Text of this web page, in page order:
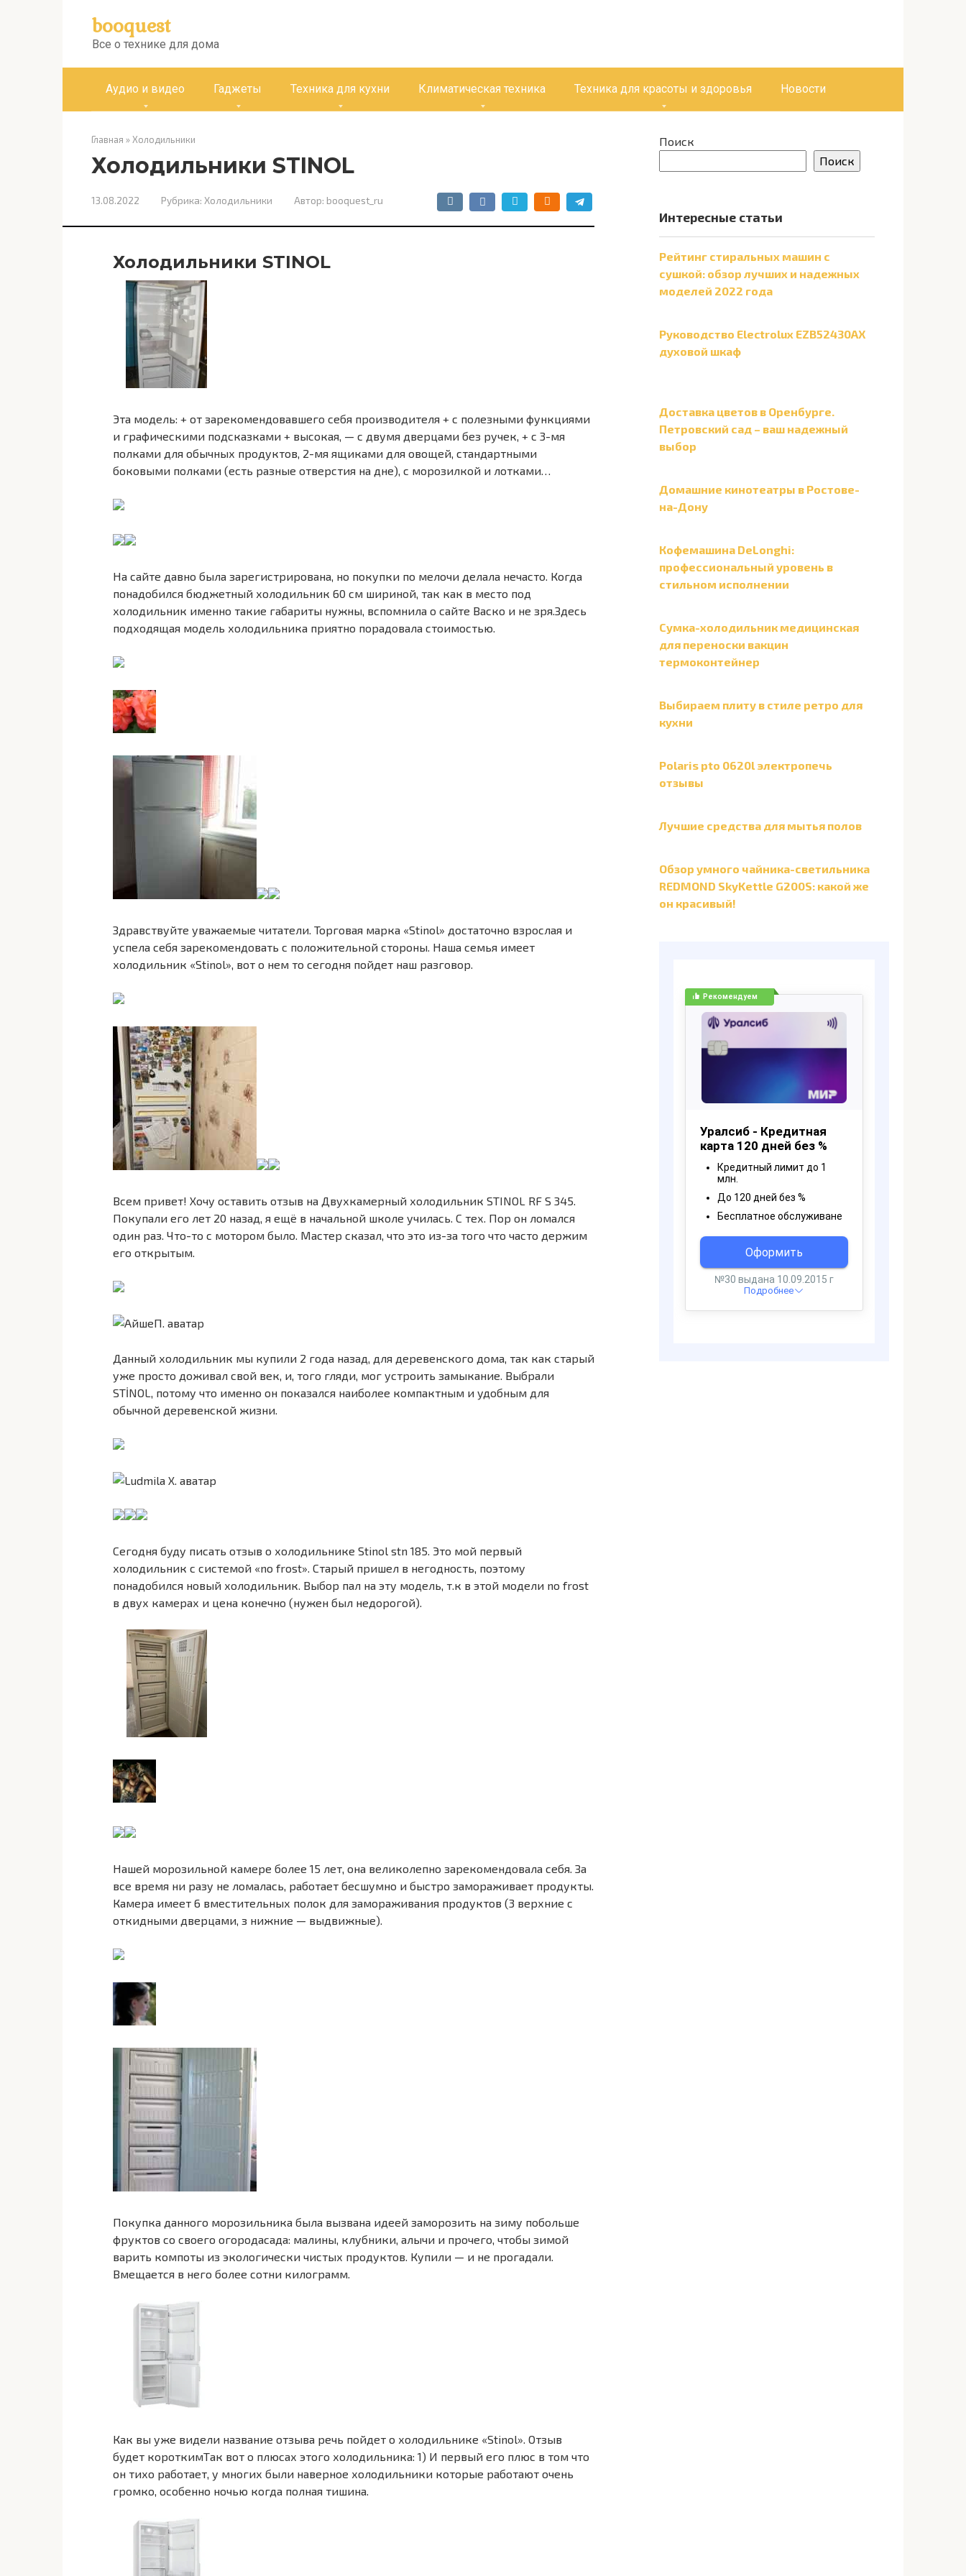
booquest
Все о технике для дома
Аудио и видео Гаджеты Техника для кухни Климатическая техника Техника для красоты и здоровья Новости
Главная »Холодильники
Холодильники STINOL
13.08.2022 Рубрика: Холодильники Автор: booquest_ru
Холодильники STINOL
Эта модель: + от зарекомендовавшего себя производителя + с полезными функциями
и графическими подсказками + высокая, — с двумя дверцами без ручек, + с 3-мя
полками для обычных продуктов, 2-мя ящиками для овощей, стандартными
боковыми полками (есть разные отверстия на дне), с морозилкой и лотками…
На сайте давно была зарегистрирована, но покупки по мелочи делала нечасто. Когда
понадобился бюджетный холодильник 60 см шириной, так как в место под
холодильник именно такие габариты нужны, вспомнила о сайте Васко и не зря.Здесь
подходящая модель холодильника приятно порадовала стоимостью.
Здравствуйте уважаемые читатели. Торговая марка «Stinol» достаточно взрослая и
успела себя зарекомендовать с положительной стороны. Наша семья имеет
холодильник «Stinol», вот о нем то сегодня пойдет наш разговор.
Всем привет! Хочу оставить отзыв на Двухкамерный холодильник STINOL RF S 345.
Покупали его лет 20 назад, я ещё в начальной школе училась. С тех. Пор он ломался
один раз. Что-то с мотором было. Мастер сказал, что это из-за того что часто держим
его открытым.
Данный холодильник мы купили 2 года назад, для деревенского дома, так как старый
уже просто доживал свой век, и, того гляди, мог устроить замыкание. Выбрали
STİNOL, потому что именно он показался наиболее компактным и удобным для
обычной деревенской жизни.
Сегодня буду писать отзыв о холодильнике Stinol stn 185. Это мой первый
холодильник с системой «no frost». Старый пришел в негодность, поэтому
понадобился новый холодильник. Выбор пал на эту модель, т.к в этой модели no frost
в двух камерах и цена конечно (нужен был недорогой).
Нашей морозильной камере более 15 лет, она великолепно зарекомендовала себя. За
все время ни разу не ломалась, работает бесшумно и быстро замораживает продукты.
Камера имеет 6 вместительных полок для замораживания продуктов (3 верхние с
откидными дверцами, з нижние — выдвижные).
Покупка данного морозильника была вызвана идеей заморозить на зиму побольше
фруктов со своего огородасада: малины, клубники, алычи и прочего, чтобы зимой
варить компоты из экологически чистых продуктов. Купили — и не прогадали.
Вмещается в него более сотни килограмм.
Как вы уже видели название отзыва речь пойдет о холодильнике «Stinol». Отзыв
будет короткимТак вот о плюсах этого холодильника: 1) И первый его плюс в том что
он тихо работает, у многих были наверное холодильники которые работают очень
громко, особенно ночью когда полная тишина.
Поиск
Поиск
Интересные статьи
Рейтинг стиральных машин с
сушкой: обзор лучших и надежных
моделей 2022 года
Руководство Electrolux EZB52430AX
духовой шкаф
Доставка цветов в Оренбурге.
Петровский сад – ваш надежный
выбор
Домашние кинотеатры в Ростове-
на-Дону
Кофемашина DeLonghi:
профессиональный уровень в
стильном исполнении
Сумка-холодильник медицинская
для переноски вакцин
термоконтейнер
Выбираем плиту в стиле ретро для
кухни
Polaris pto 0620l электропечь
отзывы
Лучшие средства для мытья полов
Обзор умного чайника-светильника
REDMOND SkyKettle G200S: какой же
он красивый!